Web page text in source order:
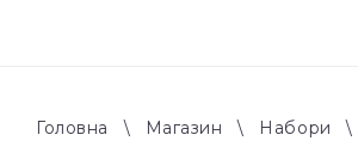
Головна \ Магазин \ Набори \